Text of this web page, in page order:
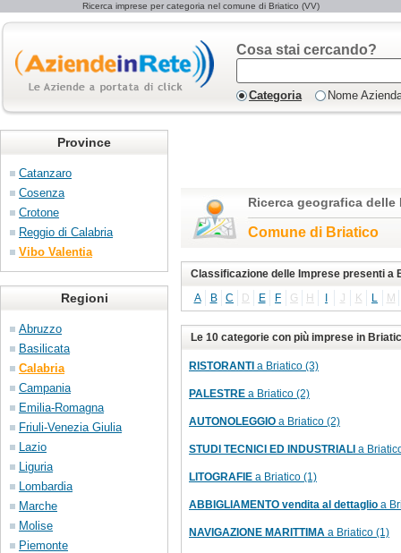
Ricerca imprese per categoria nel comune di Briatico (VV)
Cosa stai cercando?
Categoria Nome
Province
Catanzaro
Cosenza
Crotone
Reggio di Calabria
Vibo Valentia
Regioni
Abruzzo
Basilicata
Calabria
Campania
Emilia-Romagna
Friuli-Venezia Giulia
Lazio
Liguria
Lombardia
Marche
Molise
Piemonte
Ricerca geografica delle
Comune di Briatico
Classificazione delle Imprese presenti a
A
B C D E F G H J K L M
Le 10 categorie con più imprese in
RISTORANTI a Briatico (3)
PALESTRE a Briatico (2)
AUTONOLEGGIO a Briatico (2)
STUDI TECNICI ED INDUSTRIALI a
LITOGRAFIE a Briatico (1)
ABBIGLIAMENTO vendita al dettaglio a
NAVIGAZIONE MARITTIMA a Briatico (1)